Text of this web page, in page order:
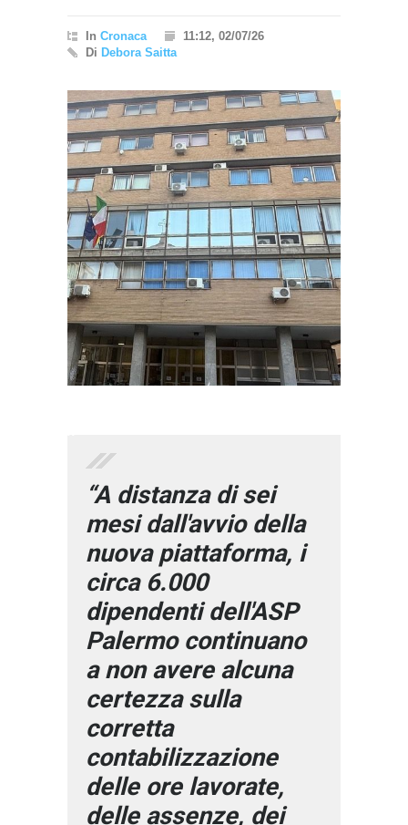
In Cronaca
11:12, 02/07/26
Di Debora Saitta
“A distanza di sei
mesi dall'avvio della
nuova piattaforma, i
circa 6.000
dipendenti dell'ASP
Palermo continuano
a non avere alcuna
certezza sulla
corretta
contabilizzazione
delle ore lavorate,
delle assenze, dei